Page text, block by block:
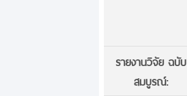
รายงานวิจัย ฉบับ
สมบูรณ์: